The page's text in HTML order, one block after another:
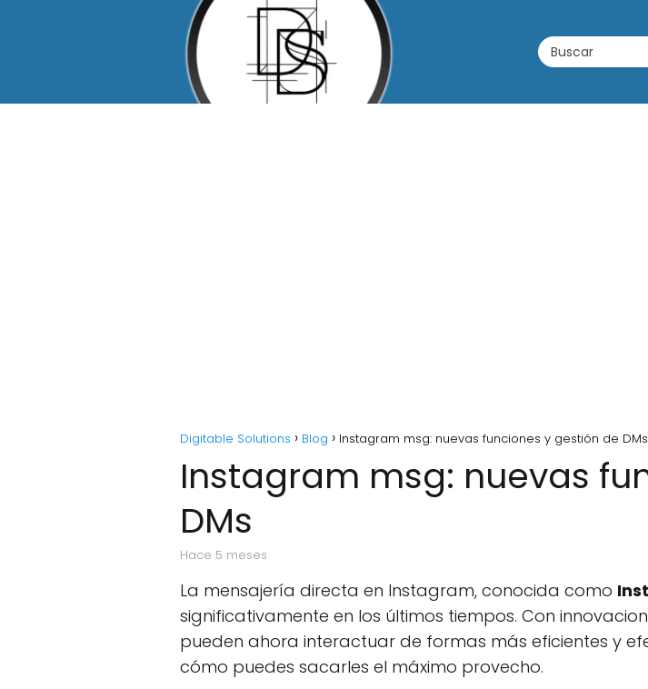
Digitable Solutions Blog Instagram msg: nuevas funciones y gestión de DMs
Instagram msg: nuevas
DMs
hace 5 meses
La mensajería directa en Instagram, conocida como
significativamente en los últimos tiempos. Con
pueden ahora interactuar de formas más eficientes y
cómo puedes sacarles el máximo provecho.